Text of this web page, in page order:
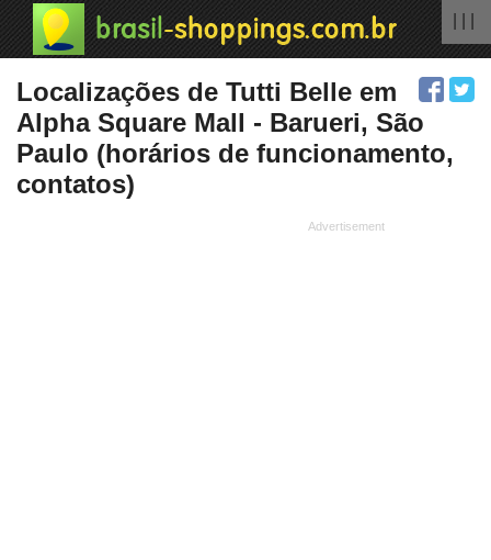
Localizações de Tutti Belle em
Alpha Square Mall - Barueri, São
Paulo (horários de funcionamento,
contatos)